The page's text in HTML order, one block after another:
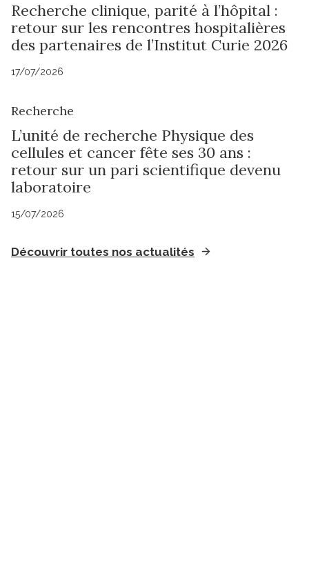
Recherche clinique, parité à l’hôpital :
retour sur les rencontres hospitalières
des partenaires de l’Institut Curie 2026
17/07/2026
Recherche
L’unité de recherche Physique des
cellules et cancer fête ses 30 ans :
retour sur un pari scientifique devenu
laboratoire
15/07/2026
Découvrir toutes nos actualités